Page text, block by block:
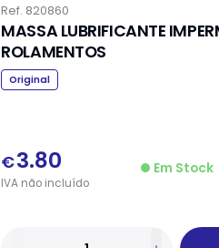
Ref. 820860
MASSA LUBRIFICANTE
ROLAMENTOS
Original
€3.80
IVA não incluído
Em Stock